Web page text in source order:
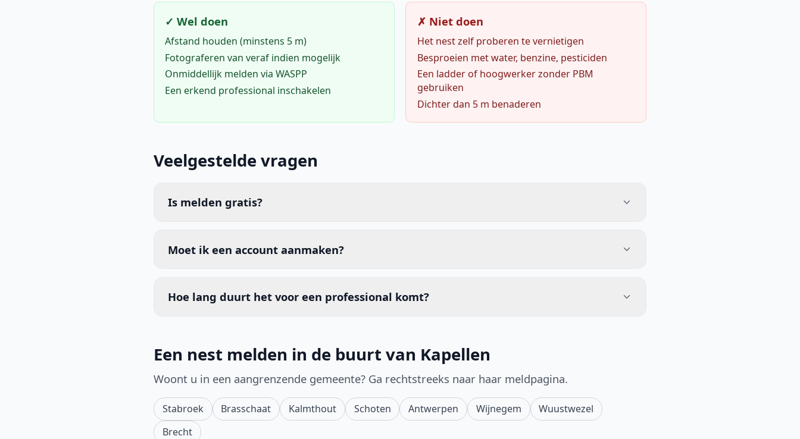
✓ Wel doen
Afstand houden (minstens 5 m)
Fotograferen van veraf indien mogelijk
Onmiddellijk melden via WASPP
Een erkend professional inschakelen
✗ Niet doen
Het nest zelf proberen te vernietigen
Besproeien met water, benzine, pesticiden
Een ladder of hoogwerker zonder PBM
gebruiken
Dichter dan 5 m benaderen
Veelgestelde vragen
Is melden gratis?
Moet ik een account aanmaken?
Hoe lang duurt het voor een professional komt?
Een nest melden in de buurt van Kapellen
Woont u in een aangrenzende gemeente? Ga rechtstreeks naar haar meldpagina.
Stabroek Brasschaat Kalmthout Schoten Antwerpen Wijnegem
Wuustwezel
Brecht